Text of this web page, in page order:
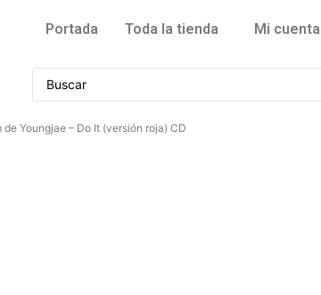
Portada Toda la tienda Mi cuenta
de Youngjae – Do It (versión roja) CD